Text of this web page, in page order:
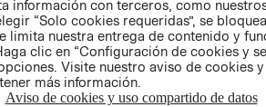
información con terceros, como
“Solo cookies requeridas”, se
limita nuestra entrega de contenido y
clic en “Configuración de cookies y
Visite nuestro aviso de cookies
más información.
Aviso de cookies y uso compartido de datos